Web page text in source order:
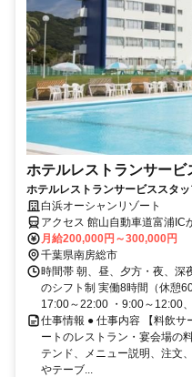
ホテルレストランサービ
ホテルレストランサービススタ
験歓迎／※寮あり
白浜オーシャンリゾート
アクセス 館山自動車道富浦IC
月給200,000円～300,000円
千葉県南房総市
時間帯 朝、昼、夕方・夜、深
のシフト制 実働8時間（休憩
17:00～22:00 ・9:00～12:00
仕事情報 ● 仕事内容 【料飲
ートのレストラン・宴会場の
テンド、メニュー説明、注文
やテーブ...